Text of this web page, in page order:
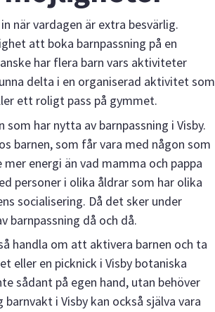
när vardagen är extra besvärlig.
att boka barnpassning på en
har flera barn vars aktiviteter
delta i en organiserad aktivitet som
ett roligt pass på gymmet.
som har nytta av barnpassning i Visby.
barnen, som får vara med någon som
energi än vad mamma och pappa
personer i olika åldrar som har olika
socialisering. Då det sker under
barnpassning då och då.
handla om att aktivera barnen och ta
eller en picknick i Visby botaniska
sådant på egen hand, utan behöver
i Visby kan också själva vara